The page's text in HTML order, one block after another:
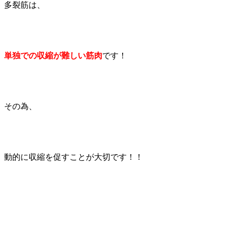
多裂筋は、
単独での収縮が難しい筋肉です！
その為、
動的に収縮を促すことが大切です！！